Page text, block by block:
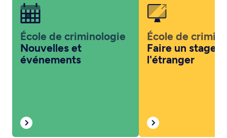
École de criminologie
Nouvelles et
événements
École de
Faire un stage à
l'étranger